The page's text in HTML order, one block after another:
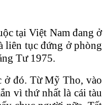
tại Việt Nam đang ở
liên tục đứng ở phòng
Tư 1975.
ở đó. Từ Mỹ Tho, vào
vì thứ nhất là cái tàu